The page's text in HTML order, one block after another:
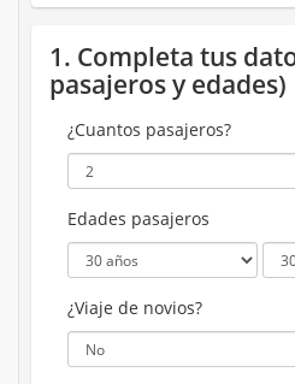
1. Completa tus
pasajeros y edades)
¿Cuantos pasajeros?
Edades pasajeros
¿Viaje de novios?